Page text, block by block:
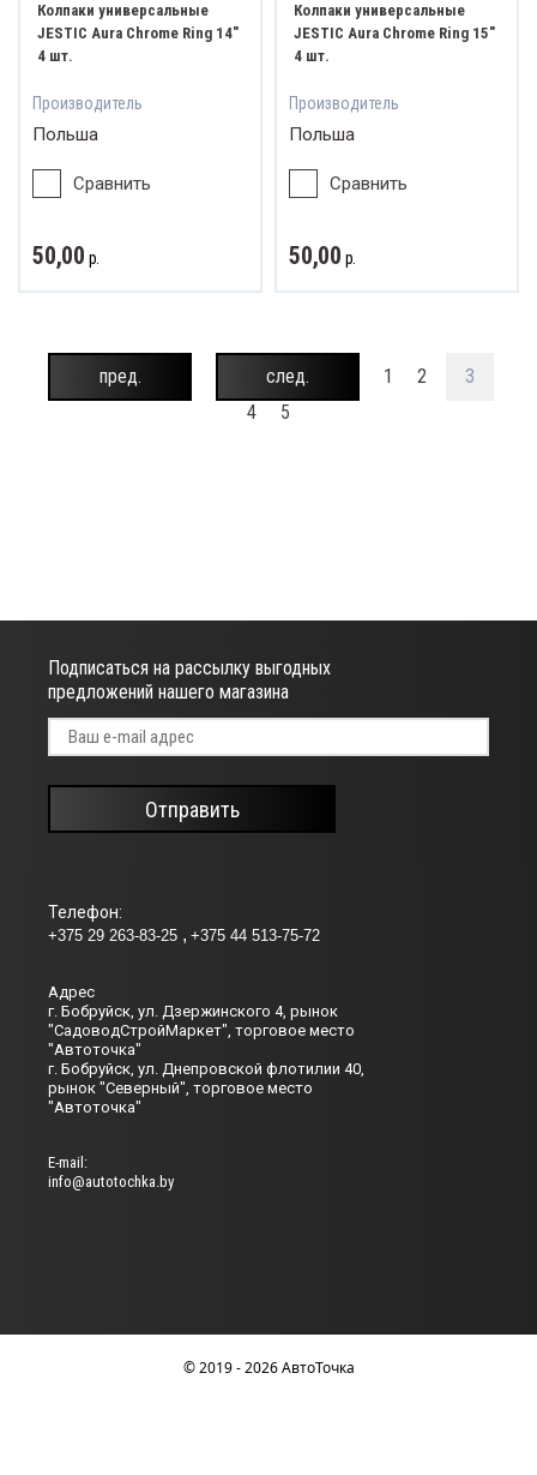
Колпаки универсальные
JESTIC Aura Chrome Ring 14"
4 шт.
Производитель
Польша
Сравнить
50,00 р.
Колпаки универсальные
JESTIC Aura Chrome Ring 15"
4 шт.
Производитель
Польша
Сравнить
50,00 р.
пред. 1 2
3
4
5
след.
Телефон:
+375 29 263-83-25 +375 44 513-75-72
Адрес
г. Бобруйск, ул. Дзержинского 4, рынок
"СадоводСтройМаркет", торговое место
"Автоточка"
г. Бобруйск, ул. Днепровской флотилии 40,
рынок "Северный", торговое место
"Автоточка"
Е-mail:
info@autotochka.by
Подписаться на рассылку выгодных
предложений нашего магазина
Отправить
© 2019 - 2026 АвтоТочка